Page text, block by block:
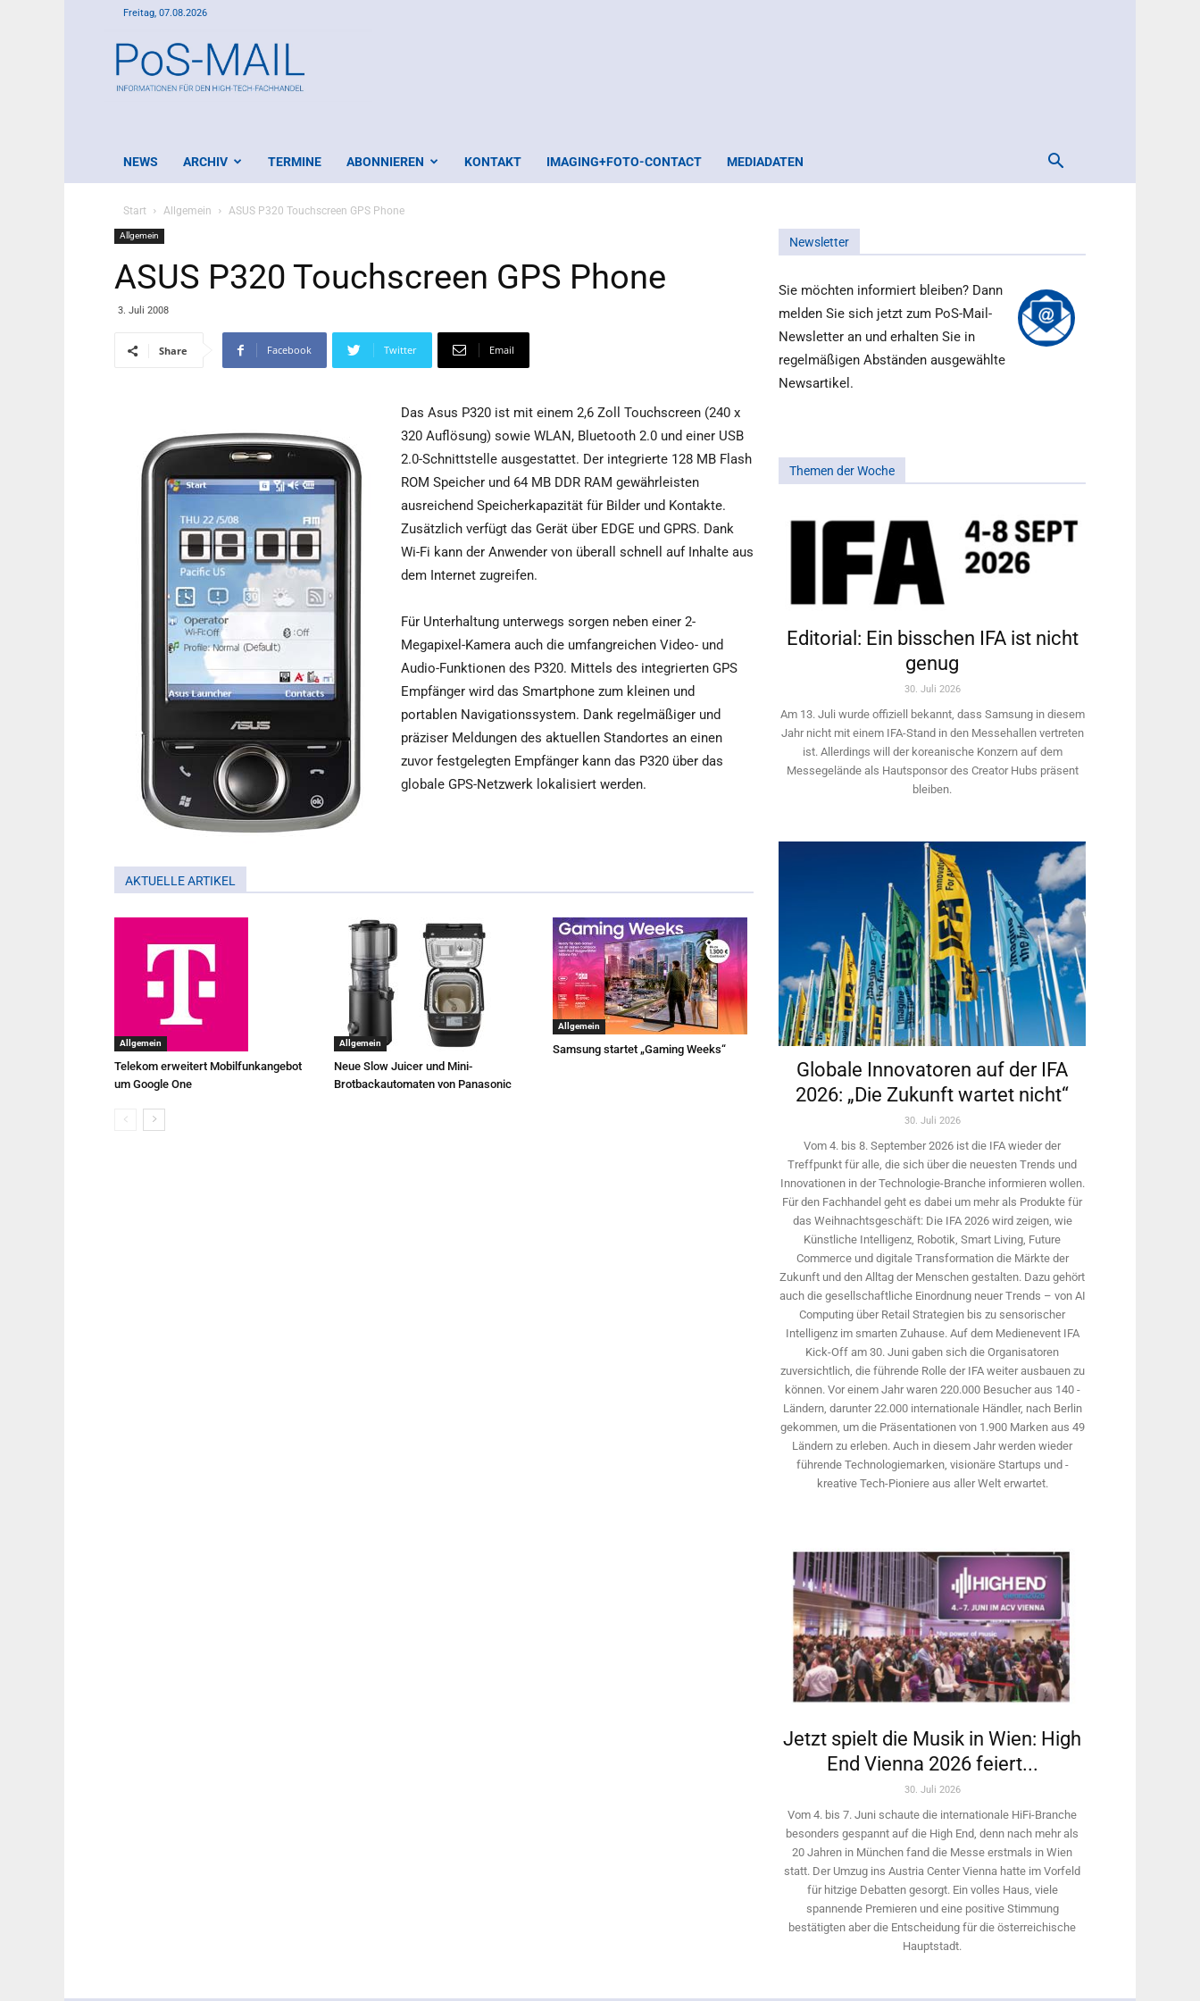
Freitag, 07.08.2026
Mail
NEWS ARCHIV TERMINE ABONNIEREN KONTAKT IMAGING+FOTO-CONTACT MEDIADATEN
Start Allgemein ASUS P320 Touchscreen GPS Phone
Allgemein
ASUS P320 Touchscreen GPS Phone
3. Juli 2008
Share Facebook Twitter Email
Das Asus P320 ist mit einem 2,6 Zoll Touchscreen (240 x
320 Auflösung) sowie WLAN, Bluetooth 2.0 und einer USB
2.0-Schnittstelle ausgestattet. Der integrierte 128 MB Flash
ROM Speicher und 64 MB DDR RAM gewährleisten
ausreichend Speicherkapazität für Bilder und Kontakte.
Zusätzlich verfügt das Gerät über EDGE und GPRS. Dank
Wi-Fi kann der Anwender von überall schnell auf Inhalte aus
dem Internet zugreifen.
Für Unterhaltung unterwegs sorgen neben einer 2-
Megapixel-Kamera auch die umfangreichen Video- und
Audio-Funktionen des P320. Mittels des integrierten GPS
Empfänger wird das Smartphone zum kleinen und
portablen Navigationssystem. Dank regelmäßiger und
präziser Meldungen des aktuellen Standortes an einen
zuvor festgelegten Empfänger kann das P320 über das
globale GPS-Netzwerk lokalisiert werden.
AKTUELLE ARTIKEL
Allgemein
Telekom erweitert Mobilfunkangebot
um Google One
Allgemein
Neue Slow Juicer und Mini-
Brotbackautomaten von Panasonic
Allgemein
Samsung startet „Gaming Weeks“
Newsletter
Sie möchten informiert bleiben? Dann
melden Sie sich jetzt zum PoS-Mail-
Newsletter an und erhalten Sie in
regelmäßigen Abständen ausgewählte
Newsartikel.
Themen der Woche
Editorial: Ein bisschen IFA ist nicht
genug
30. Juli 2026
Am 13. Juli wurde offiziell bekannt, dass Samsung in diesem
Jahr nicht mit einem IFA-Stand in den Messehallen vertreten
ist. Allerdings will ­der koreanische Konzern auf dem
Messegelände als Hautsponsor des Creator Hubs präsent
bleiben.
Globale Innovatoren auf der IFA
2026: „Die Zukunft wartet nicht“
30. Juli 2026
Vom 4. bis 8. September 2026 ist die IFA wieder der
Treffpunkt für alle, die sich über die neuesten Trends und
Innovationen in der Technologie-­Branche informieren wollen.
Für den Fachhandel geht es dabei um mehr als Produkte für
das Weihnachtsgeschäft: Die IFA 2026 wird ­zeigen, wie
Künstliche Intelligenz, Robotik, Smart Living, Future
Commerce und digitale Trans­formation die Märkte der
Zukunft und den Alltag der Menschen gestalten. Dazu gehört
auch die gesellschaftliche Einordnung neuer Trends – von AI
Computing über Retail Strategien bis zu sensorischer
Intelligenz im smarten Zuhause. Auf dem Medien­event IFA
Kick-Off am 30. Juni gaben sich die Organisatoren
zuversichtlich, die führende Rolle der IFA weiter ausbauen zu
können. Vor einem Jahr ­waren 220.000 Besucher aus 140 ­
Ländern, ­darunter 22.000 internationale Händler, nach Berlin
gekommen, um die Präsen­tationen von 1.900 Marken aus 49
Ländern zu erleben. Auch in diesem Jahr werden wieder
führende Technologiemarken, visionäre Startups und ­
kreative Tech-Pioniere aus aller Welt erwartet.
Jetzt spielt die Musik in Wien: High
End Vienna 2026 feiert...
30. Juli 2026
Vom 4. bis 7. Juni schaute die internationale HiFi-Branche
besonders gespannt auf die High End, denn nach mehr als
20 Jahren in München fand die Messe erstmals in Wien
statt. Der Umzug ins Austria Center Vienna hatte im Vorfeld
für hitzige Debatten gesorgt. Ein volles Haus, viele
spannende Premieren und eine positive Stimmung
bestätigten aber die Entscheidung für die österreichische
Hauptstadt.